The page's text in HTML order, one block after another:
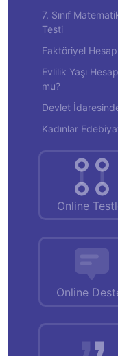
7. Sınıf
Testi
Faktöriyel
Evlilik Yaşı
mu?
Devlet
Kadınlar
Online
Online